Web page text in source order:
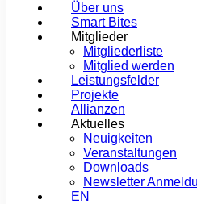
Über uns
Smart Bites
Mitglieder
Mitgliederliste
Mitglied werden
Leistungsfelder
Projekte
Allianzen
Aktuelles
Neuigkeiten
Veranstaltungen
Downloads
Newsletter
EN